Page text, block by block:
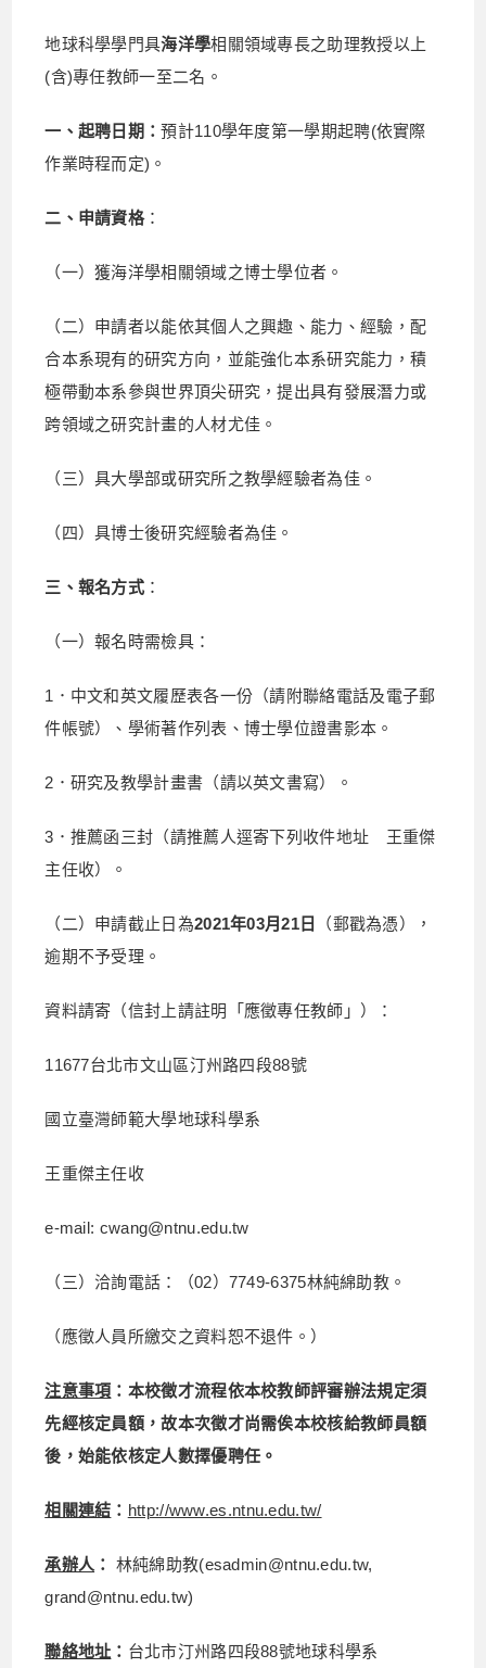
地球科學學門具海洋學相關領域專長之助理教授以上
(含)專任教師一至二名。
一、起聘日期：預計110學年度第一學期起聘(依實際
作業時程而定)。
二、申請資格：
（一）獲海洋學相關領域之博士學位者。
（二）申請者以能依其個人之興趣、能力、經驗，配
合本系現有的研究方向，並能強化本系研究能力，積
極帶動本系參與世界頂尖研究，提出具有發展潛力或
跨領域之研究計畫的人材尤佳。
（三）具大學部或研究所之教學經驗者為佳。
（四）具博士後研究經驗者為佳。
三、報名方式 ：
（一）報名時需檢具：
1．中文和英文履歷表各一份（請附聯絡電話及電子郵
件帳號）、學術著作列表、博士學位證書影本。
2．研究及教學計畫書（請以英文書寫）。
3．推薦函三封（請推薦人逕寄下列收件地址 王重傑
主任收）。
（二）申請截止日為2021年03月21日
（郵戳為憑），
逾期不予受理。
資料請寄（信封上請註明「應徵專任教師」）：
11677台北市文山區汀州路四段88號
國立臺灣師範大學地球科學系
王重傑主任收
e-mail: cwang@ntnu.edu.tw
（三）洽詢電話：（02）7749-6375林純綿助教。
（應徵人員所繳交之資料恕不退件。）
注意事項 ：本校徵才流程依本校教師評審辦法規定須
先經核定員額，故本次徵才尚需俟本校核給教師員額
後，始能依核定人數擇優聘任。
相關連結 ： http://www.es.ntnu.edu.tw/
承辦人 ： 林純綿助教(esadmin@ntnu.edu.tw,
grand@ntnu.edu.tw)
聯絡地址 ： 台北市汀州路四段88號地球科學系